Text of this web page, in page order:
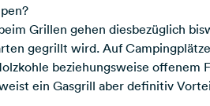
Grillen gehen diesbezüglich
gegrillt wird. Auf
beziehungsweise offenem
ein Gasgrill aber definitiv